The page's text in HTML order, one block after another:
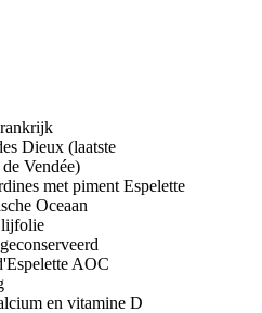
Dieux (laatste
Vendée)
met piment Espelette
Oceaan
AOC
en vitamine D